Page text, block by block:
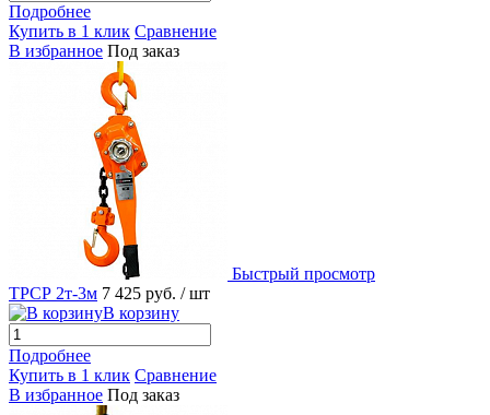
Подробнее
Купить в 1 клик Сравнение
В избранное Под заказ
Быстрый просмотр
ТРСР 2т-3м 7 425 руб. / шт
В корзину
Подробнее
Купить в 1 клик Сравнение
В избранное Под заказ